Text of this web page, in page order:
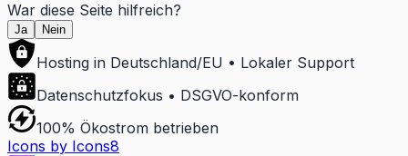
War diese Seite hilfreich?
Ja Nein
Hosting in Deutschland/EU • Lokaler Support
Datenschutzfokus • DSGVO-konform
100% Ökostrom betrieben
Icons by Icons8